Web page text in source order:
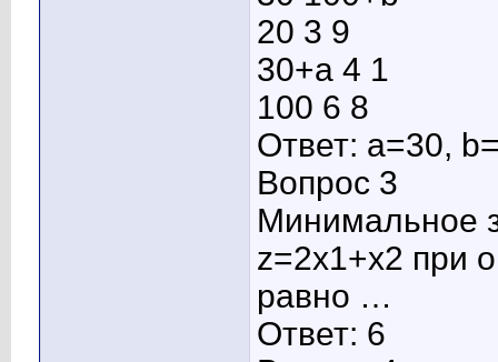
20 3 9
30+a 4 1
100 6 8
Ответ: a=30,
Вопрос 3
Минимальное
z=2x1+x2 при
равно …
Ответ: 6